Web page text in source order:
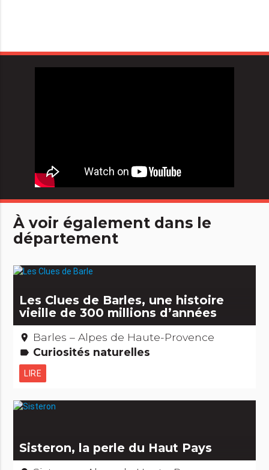
À voir également dans le
département
Les Clues de Barles, une histoire
vieille de 300 millions d’années
place Barles – Alpes de Haute-Provence
label Curiosités naturelles
LIRE
Sisteron, la perle du Haut Pays